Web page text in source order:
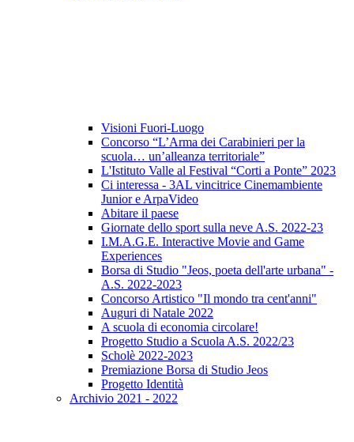
Visioni Fuori-Luogo
Concorso “L’Arma dei Carabinieri per la
scuola… un’alleanza territoriale”
L'Istituto Valle al Festival “Corti a Ponte” 2023
Ci interessa - 3AL vincitrice Cinemambiente
Junior e ArpaVideo
Abitare il paese
Giornate dello sport sulla neve A.S. 2022-23
I.M.A.G.E. Interactive Movie and Game
Experiences
Borsa di Studio "Jeos, poeta dell'arte urbana" -
A.S. 2022-2023
Concorso Artistico "Il mondo tra cent'anni"
Auguri di Natale 2022
A scuola di economia circolare!
Progetto Studio a Scuola A.S. 2022/23
Scholè 2022-2023
Premiazione Borsa di Studio Jeos
Progetto Identità
Archivio 2021 - 2022